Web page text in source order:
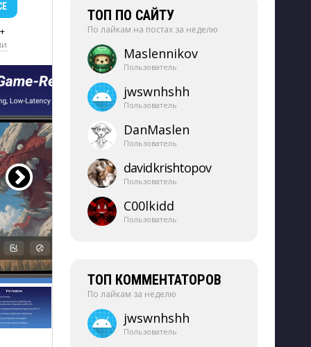
ТОП ПО САЙТУ
По лайкам на постах за неделю
Maslennikov
Пользователь
jwswnhshh
Пользователь
DanMaslen
Пользователь
davidkrishtopov
Пользователь
C00lkidd
Пользователь
ТОП КОММЕНТАТОРОВ
По лайкам за неделю
jwswnhshh
Пользователь